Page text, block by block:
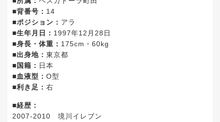
■背番号： 14
■ポジション： アラ
■生年月日： 1997年12月28日
■身長・体重： 175cm・60kg
■出身地： 東京都
■国籍： 日本
■血液型： O型
■利き足： 右
■経歴：
2007-2010 境川イレブン